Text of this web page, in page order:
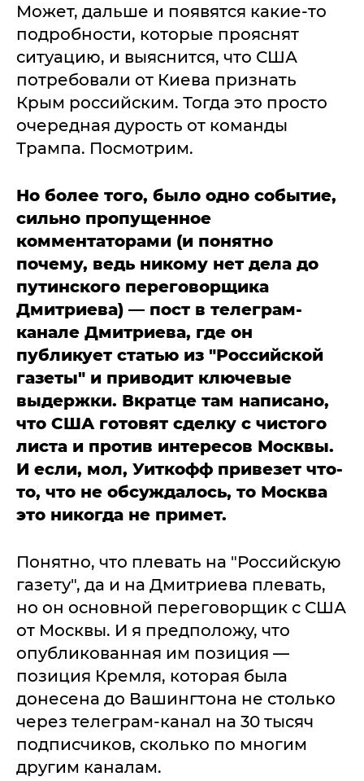
Может, дальше и появятся какие-то
подробности, которые прояснят
ситуацию, и выяснится, что США
потребовали от Киева признать
Крым российским. Тогда это просто
очередная дурость от команды
Трампа. Посмотрим.
Но более того, было одно событие,
сильно пропущенное
комментаторами (и понятно
почему, ведь никому нет дела до
путинского переговорщика
Дмитриева) — пост в телеграм-
канале Дмитриева, где он
публикует статью из "Российской
газеты" и приводит ключевые
выдержки. Вкратце там написано,
что США готовят сделку с чистого
листа и против интересов Москвы.
И если, мол, Уиткофф привезет что-
то, что не обсуждалось, то Москва
это никогда не примет.
Понятно, что плевать на "Российскую
газету", да и на Дмитриева плевать,
но он основной переговорщик с США
от Москвы. И я предположу, что
опубликованная им позиция —
позиция Кремля, которая была
донесена до Вашингтона не столько
через телеграм-канал на 30 тысяч
подписчиков, сколько по многим
другим каналам.